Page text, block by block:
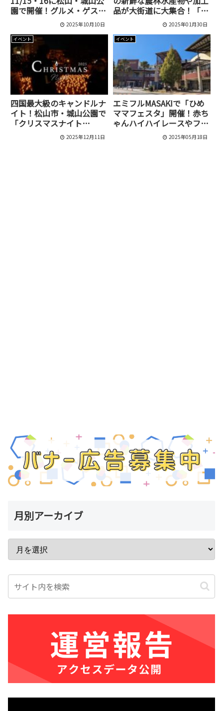
園で開催！グルメ・ゲス
ト・タイムスケジュール・
駐車場情報まとめ
2025年10月10日
品が大街道に大集合！「第
17回 まつやま農林水産ま
つり」が2月16日に開催さ
れます
2025年01月30日
イベント
四国最大級のキャンドルナ
イト！松山市・城山公園で
「クリスマスナイト
2025」開催決定2025年12月11日
イベント
エミフルMASAKIで「ひめ
ママフェスタ」開催！赤ち
ゃんハイハイレースやフジ
商品券も！【5月31日・6
2025年05月18日
月別アーカイブ